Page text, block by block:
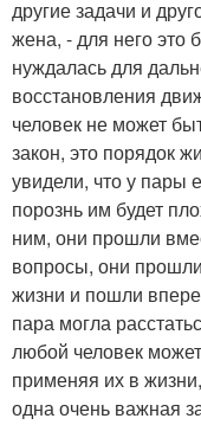
другие задачи и
жена, - для него это
нуждалась для
восстановления
человек не может
закон, это порядок
увидели, что у пары
порознь им будет
ним, они прошли
вопросы, они
жизни и пошли
пара могла
любой человек
применяя их в
одна очень важная